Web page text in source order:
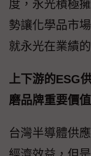
度，永光積極
勢讓化學品市
就永光在業績
上下游的ESG
磨品牌重要價值
台灣半導體供